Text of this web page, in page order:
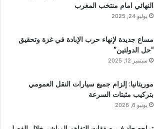
النهائي امام منتخب المغرب
يوليو 24, 2025
مساع جديدة لإنهاء حرب الإبادة في غزة وتحقيق
“حل الدولتين”
سبتمبر 12, 2025
موريتانيا: إلزام جميع سيارات النقل العمومي
بتركيب مثبتات السرعة
يونيو 6, 2026